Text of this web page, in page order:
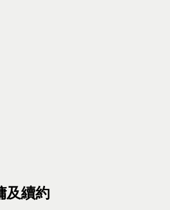
及續約